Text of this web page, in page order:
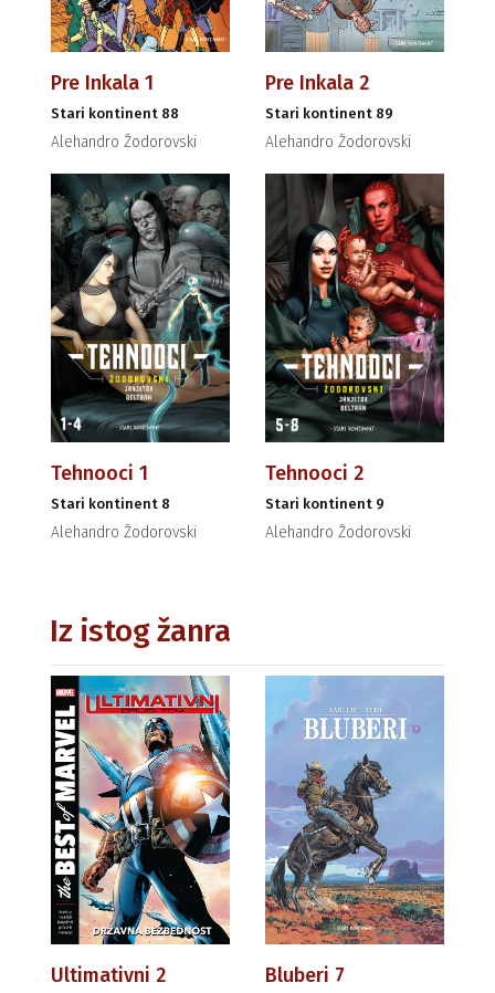
Pre Inkala 1
Stari kontinent 88
Alehandro Žodorovski
Pre Inkala 2
Stari kontinent 89
Alehandro Žodorovski
Tehnooci 1
Stari kontinent 8
Alehandro Žodorovski
Tehnooci 2
Stari kontinent 9
Alehandro Žodorovski
Iz istog žanra
Ultimativni 2 Bluberi 7